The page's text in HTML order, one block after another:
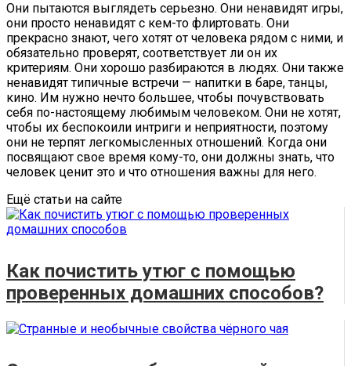
Они пытаются выглядеть серьезно. Они ненавидят игры,
они просто ненавидят с кем-то флиртовать. Они
прекрасно знают, чего хотят от человека рядом с ними, и
обязательно проверят, соответствует ли он их
критериям. Они хорошо разбираются в людях. Они также
ненавидят типичные встречи — напитки в баре, танцы,
кино. Им нужно нечто большее, чтобы почувствовать
себя по-настоящему любимым человеком. Они не хотят,
чтобы их беспокоили интриги и неприятности, поэтому
они не терпят легкомысленных отношений. Когда они
посвящают свое время кому-то, они должны знать, что
человек ценит это и что отношения важны для него.
Ещё статьи на сайте
Как почистить утюг с помощью
проверенных домашних способов?